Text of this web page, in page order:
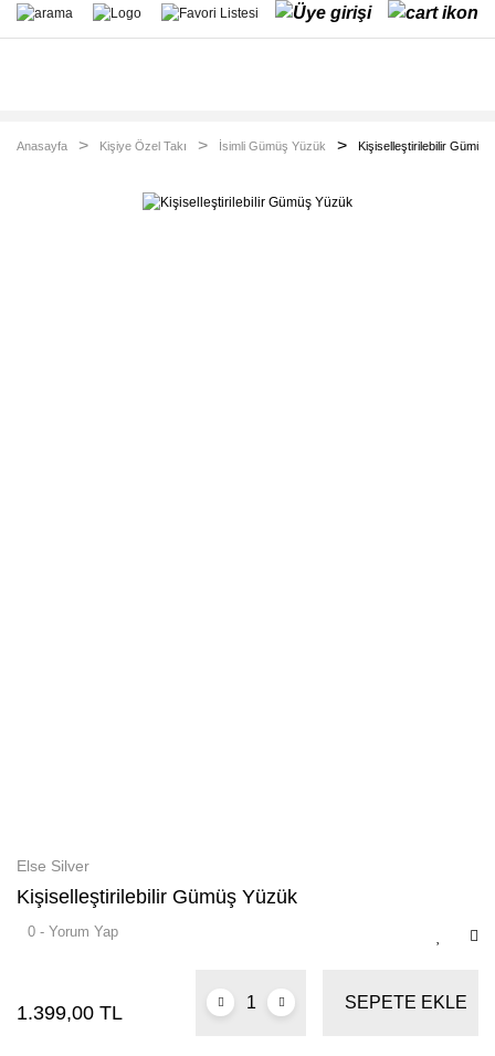
Anasayfa Kişiye Özel Takı İsimli Gümüş Yüzük Kişiselleştirilebilir Gümüş
Else Silver
Kişiselleştirilebilir Gümüş Yüzük
0 - Yorum Yap
1.399,00 TL SEPETE EKLE